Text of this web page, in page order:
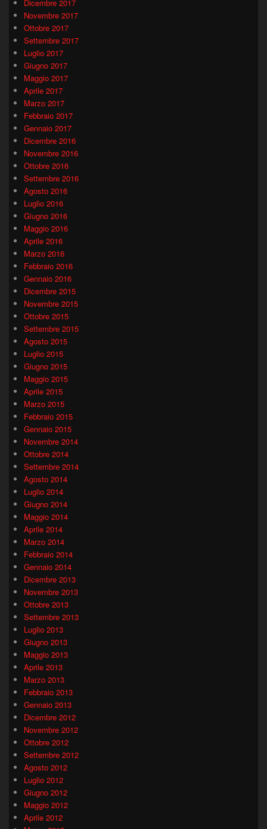
Dicembre 2017
Novembre 2017
Ottobre 2017
Settembre 2017
Luglio 2017
Giugno 2017
Maggio 2017
Aprile 2017
Marzo 2017
Febbraio 2017
Gennaio 2017
Dicembre 2016
Novembre 2016
Ottobre 2016
Settembre 2016
Agosto 2016
Luglio 2016
Giugno 2016
Maggio 2016
Aprile 2016
Marzo 2016
Febbraio 2016
Gennaio 2016
Dicembre 2015
Novembre 2015
Ottobre 2015
Settembre 2015
Agosto 2015
Luglio 2015
Giugno 2015
Maggio 2015
Aprile 2015
Marzo 2015
Febbraio 2015
Gennaio 2015
Novembre 2014
Ottobre 2014
Settembre 2014
Agosto 2014
Luglio 2014
Giugno 2014
Maggio 2014
Aprile 2014
Marzo 2014
Febbraio 2014
Gennaio 2014
Dicembre 2013
Novembre 2013
Ottobre 2013
Settembre 2013
Luglio 2013
Giugno 2013
Maggio 2013
Aprile 2013
Marzo 2013
Febbraio 2013
Gennaio 2013
Dicembre 2012
Novembre 2012
Ottobre 2012
Settembre 2012
Agosto 2012
Luglio 2012
Giugno 2012
Maggio 2012
Aprile 2012